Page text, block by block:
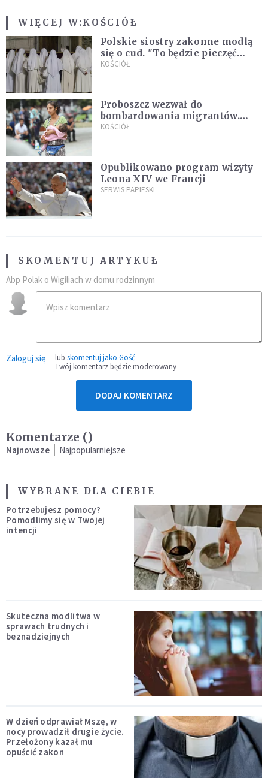
WIĘCEJ W:KOŚCIÓŁ
Polskie siostry zakonne modlą
się o cud. "To będzie pieczęć
Pana Boga dla naszej wiary"
KOŚCIÓŁ
Proboszcz wezwał do
bombardowania migrantów.
"Masowy ogień przeciwko
KOŚCIÓŁ
Opublikowano program wizyty
Leona XIV we Francji
SERWIS PAPIESKI
SKOMENTUJ ARTYKUŁ
Abp Polak o Wigiliach w domu rodzinnym
Zaloguj się lub skomentuj jako Gość
Twój komentarz będzie moderowany
DODAJ KOMENTARZ
Komentarze ()
Najnowsze Najpopularniejsze
WYBRANE DLA CIEBIE
Potrzebujesz pomocy?
Pomodlimy się w Twojej
intencji
Skuteczna modlitwa w
sprawach trudnych i
beznadziejnych
W dzień odprawiał Mszę, w
nocy prowadził drugie życie.
Przełożony kazał mu
opuścić zakon